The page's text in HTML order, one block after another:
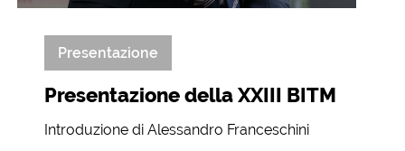
Presentazione
Presentazione della XXIII BITM
Introduzione di Alessandro Franceschini